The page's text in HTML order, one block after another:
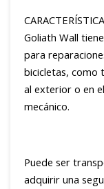
Goliath Wall
para
bicicletas, como
al exterior o en
mecánico.
Puede ser
adquirir una